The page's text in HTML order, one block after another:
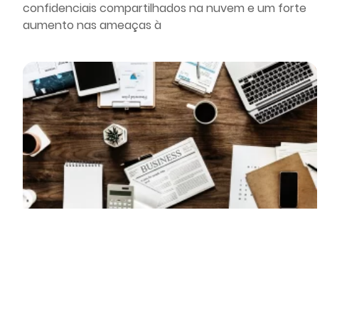
confidenciais compartilhados na nuvem e um forte
aumento nas ameaças à